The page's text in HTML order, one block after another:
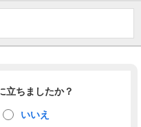
立ちましたか？
いいえ